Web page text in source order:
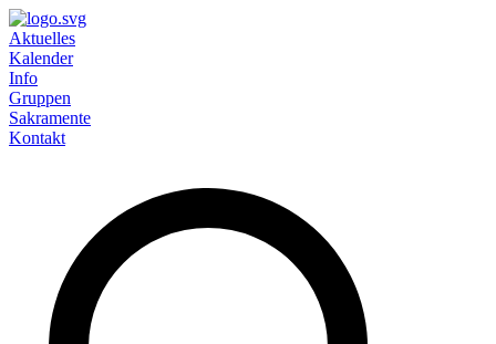
Aktuelles
Kalender
Info
Gruppen
Sakramente
Kontakt